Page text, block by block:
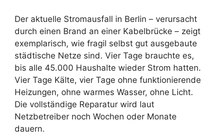
Der aktuelle Stromausfall in Berlin – verursacht
durch einen Brand an einer Kabelbrücke – zeigt
exemplarisch, wie fragil selbst gut ausgebaute
städtische Netze sind. Vier Tage brauchte es,
bis alle 45.000 Haushalte wieder Strom hatten.
Vier Tage Kälte, vier Tage ohne funktionierende
Heizungen, ohne warmes Wasser, ohne Licht.
Die vollständige Reparatur wird laut
Netzbetreiber noch Wochen oder Monate
dauern.